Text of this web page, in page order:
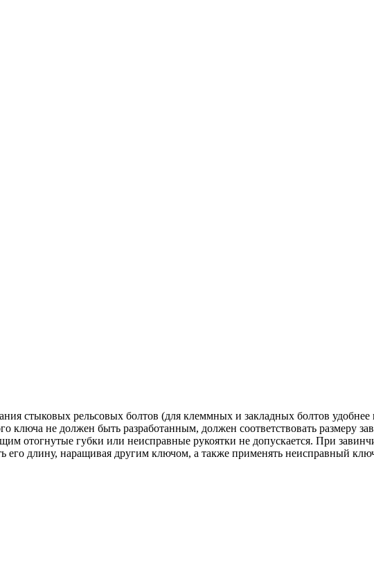
стыковых рельсовых болтов (для клеммных и закладных болтов удобнее
ключа не должен быть разработанным, должен соответствовать размеру
отогнутые губки или неисправные рукоятки не допускается. При
его длину, наращивая другим ключом, а также применять неисправный